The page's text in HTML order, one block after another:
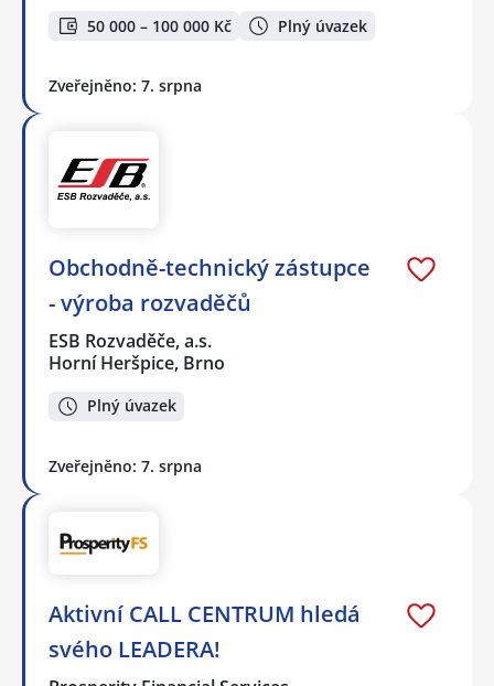
50 000 – 100 000 Kč Plný úvazek
Zveřejněno: 7. srpna
Obchodně-technický zástupce
- výroba rozvaděčů
ESB Rozvaděče, a.s.
Horní Heršpice, Brno
Plný úvazek
Zveřejněno: 7. srpna
Aktivní CALL CENTRUM hledá
svého LEADERA!